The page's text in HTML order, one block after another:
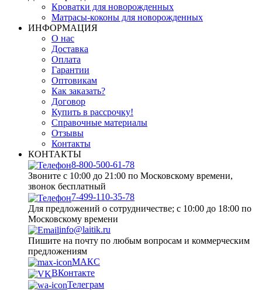
Кроватки для новорожденных
Матрасы-коконы для новорожденных
ИНФОРМАЦИЯ
О нас
Доставка
Оплата
Гарантии
Оптовикам
Как заказать?
Договор
Купить в рассрочку!
Справочные материалы
Отзывы
Контакты
КОНТАКТЫ
8-800-500-61-78
Звоните с 10:00 до 21:00 по Московскому времени,
звонок бесплатный
7-499-110-35-78
Для предложений о сотрудничестве; с 10:00 до 18:00 по
Московскому времени
info@laitik.ru
Пишите на почту по любым вопросам и коммерческим
предложениям
МАКС
ВКонтакте
Телеграм